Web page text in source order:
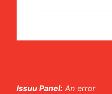
Issuu Panel: An error